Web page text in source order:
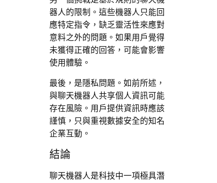
器人的限制。這些機器人只能回
應特定指令，缺乏靈活性來應對
意料之外的問題。如果用戶覺得
未獲得正確的回答，可能會影響
使用體驗。
最後，是隱私問題。如前所述，
與聊天機器人共享個人資訊可能
存在風險。用戶提供資訊時應該
謹慎，只與重視數據安全的知名
企業互動。
結論
聊天機器人是科技中一項極具潛